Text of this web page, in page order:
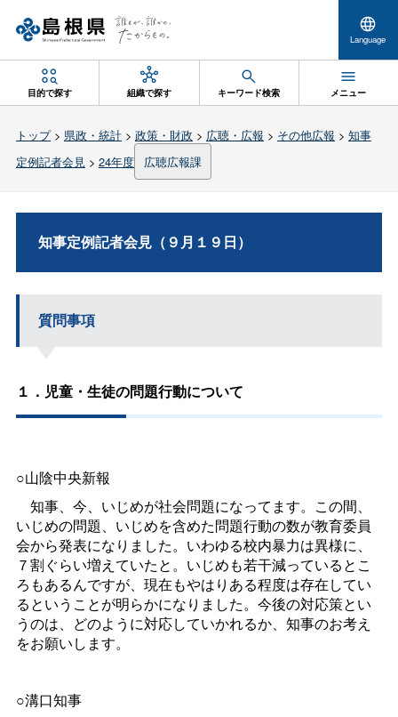
Language
目的で探す 組織で探す キーワード検索 メニュー
トップ> 県政・統計> 政策・財政 > 広聴・広報 > その他広報 > 知事
定例記者会見> 24年度 広聴広報課
知事定例記者会見（９月１９日）
質問事項
１．児童・生徒の問題行動について
○山陰中央新報
知事、今、いじめが社会問題になってます。この間、
いじめの問題、いじめを含めた問題行動の数が教育委員
会から発表になりました。いわゆる校内暴力は異様に、
７割ぐらい増えていたと。いじめも若干減っているとこ
ろもあるんですが、現在もやはりある程度は存在してい
るということが明らかになりました。今後の対応策とい
うのは、どのように対応していかれるか、知事のお考え
をお願いします。
○溝口知事